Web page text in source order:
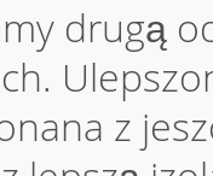
drugą
z